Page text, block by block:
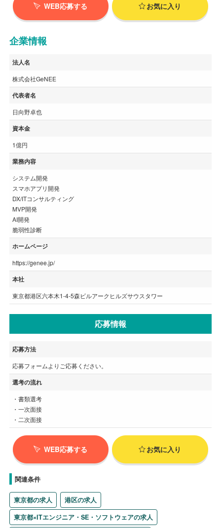
WEB応募する お気に入り
企業情報
法人名
株式会社GeNEE
代表者名
日向野卓也
資本金
1億円
業務内容
システム開発
スマホアプリ開発
DX/ITコンサルティング
MVP開発
AI開発
脆弱性診断
ホームページ
https://genee.jp/
本社
東京都港区六本木1-4-5森ビルアークヒルズサウスタワー
応募情報
応募方法
応募フォームよりご応募ください。
選考の流れ
・書類選考
・一次面接
・二次面接
WEB応募する お気に入り
関連条件
東京都の求人
港区の求人
東京都×ITエンジニア・SE・ソフトウェアの求人